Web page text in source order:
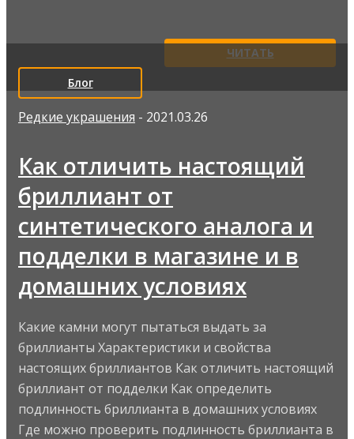
ЧИТАТЬ
Блог
Редкие украшения - 2021.03.26
Как отличить настоящий
бриллиант от
синтетического аналога и
подделки в магазине и в
домашних условиях
Какие камни могут пытаться выдать за
бриллианты Характеристики и свойства
настоящих бриллиантов Как отличить настоящий
бриллиант от подделки Как определить
подлинность бриллианта в домашних условиях
Где можно проверить подлинность бриллианта в